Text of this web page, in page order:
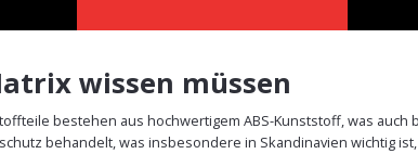
wissen müssen
bestehen aus hochwertigem ABS-Kunststoff, was auch
behandelt, was insbesondere in Skandinavien wichtig